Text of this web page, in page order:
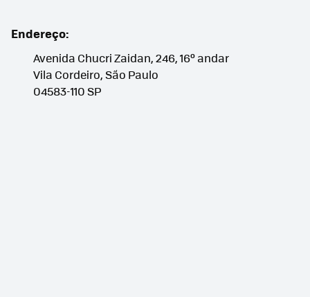
Endereço:
Avenida Chucri Zaidan, 246, 16º andar
Vila Cordeiro, São Paulo
04583-110SP